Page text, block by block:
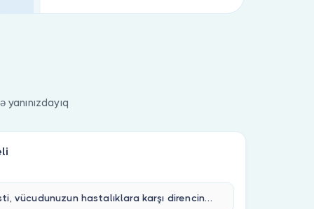
Bağışıklık testi, vücudunuzun hastalıklara karşı direncini ölçen&nbsp;23 kan değerinden oluşan gelişmiş bir laboratuvar paketidir.&nbsp;Bağışıklık sistemi; virüs, bakteri, mantar ve parazit gibi dış tehditlere karşı bizi 24 saat koruyan doğal savunma hattımızdır.Zayıflayan bağışıklık sistemi; enfeksiyonlara yakalanma, alerjik reaksiyonlar, romatizma, tiroid bozuklukları ve hatta bazı kanser türleriyle ilişkilidir. Bu nedenle sistemin dengede çalıştığından emin olmak, sağlığın en temel adımlarından biridir.Bu test paketiyle&nbsp;bağışıklık sisteminizin ne kadar güçlü olduğunu&nbsp;ve&nbsp;hayati organ fonksiyonlarınızın durumunuöğrenebilirsiniz. Sonuçlara göre eksiklikleri giderip, doğru beslenme, kaliteli uyku ve stres yönetimiyle bağışıklığınızı güçlendirebilirsiniz.Vücudunuzu tanıyın, bağışıklığınızı güçlendirin — testinizi şimdi oluşturun.